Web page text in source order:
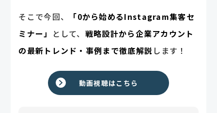
そこで今回、
「0から始めるInstagram集客セ
ミナー」
として、 戦略設計から企業アカウント
の最新トレンド・事例まで徹底解説 します！
動画視聴はこちら